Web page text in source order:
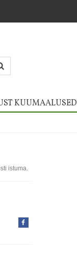
KUUMAALUSED
istuma.